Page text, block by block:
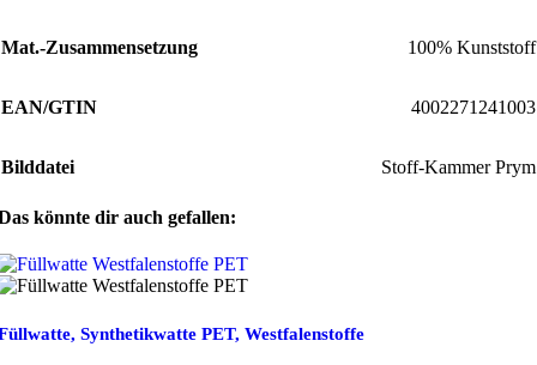
Mat.-Zusammensetzung 100% Kunststoff
EAN/GTIN 4002271241003
Bilddatei Stoff-Kammer Prym
könnte dir auch gefallen:
Synthetikwatte PET, Westfalenstoffe